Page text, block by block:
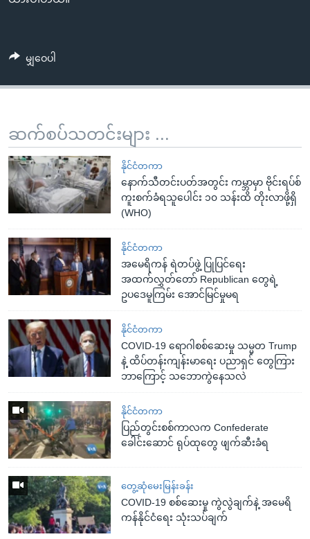
မျှဝေပါ
ဆက်စပ်သတင်းများ ...
နိုင်ငံတကာ
နောက်သီတင်းပတ်အတွင်း ကမ္ဘာမှာ ဗိုင်းရပ်စ်
ကူးစက်ခံရသူပေါင်း ၁၀ သန်းထိ တိုးလာဖို့ရှိ
(WHO)
နိုင်ငံတကာ
အမေရိကန် ရဲတပ်ဖွဲ့ ပြုပြင်ရေး
အထက်လွှတ်တော် Republican တွေရဲ့
ဥပဒေမူကြမ်း အောင်မြင်မှုမရ
နိုင်ငံတကာ
COVID-19 ရောဂါစစ်ဆေးမှု သမ္မတ Trump
နဲ့ ထိပ်တန်းကျန်းမာရေး ပညာရှင် တွေကြား
ဘာကြောင့် သဘောကွဲနေသလဲ
နိုင်ငံတကာ
ပြည်တွင်းစစ်ကာလက Confederate
ခေါင်းဆောင် ရုပ်ထုတွေ ဖျက်ဆီးခံရ
တွေ့ဆုံမေးမြန်းခန်း
COVID-19 စစ်ဆေးမှု ကွဲလွဲချက်နဲ့ အမေရိ
ကန်နိုင်ငံရေး သုံးသပ်ချက်